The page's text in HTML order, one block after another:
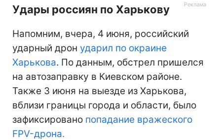
Удары россиян по Харькову
Напомним, вчера, 4 июня, российский
ударный дрон ударил по окраине
Харькова. По данным, обстрел пришелся
на автозаправку в Киевском районе.
Также 3 июня на выезде из Харькова,
вблизи границы города и области, было
зафиксировано попадание вражеского
FPV-дрона.